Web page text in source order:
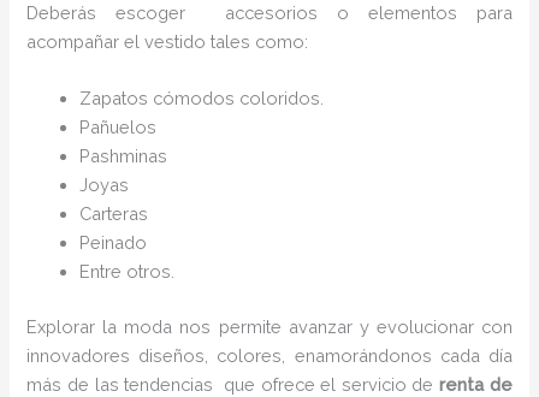
Deberás escoger accesorios o elementos para
acompañar el vestido tales como:
Zapatos cómodos coloridos.
Pañuelos
Pashminas
Joyas
Carteras
Peinado
Entre otros.
Explorar la moda nos permite avanzar y evolucionar con
innovadores diseños, colores, enamorándonos cada día
más de las tendencias que ofrece el servicio de renta de